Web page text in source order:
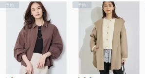
予約 予約